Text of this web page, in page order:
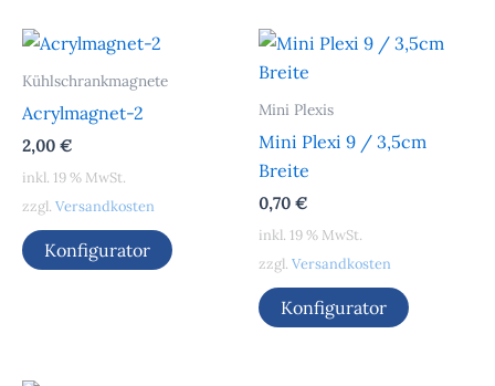
Kühlschrankmagnete
Acrylmagnet-2
2,00 €
inkl. 19 % MwSt.
zzgl. Versandkosten
Konfigurator
Mini Plexis
Mini Plexi 9 / 3,5cm
Breite
0,70 €
inkl. 19 % MwSt.
zzgl. Versandkosten
Konfigurator